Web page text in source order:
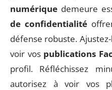
numérique demeure
de confidentialité
défense robuste.
voir vos publications
profil. Réfléchissez
autorisez à voir vos